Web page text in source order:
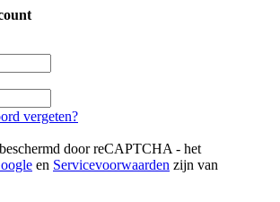
vergeten?
door reCAPTCHA - het
en Servicevoorwaarden zijn van